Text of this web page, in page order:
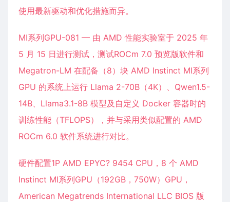
使用最新驱动和优化措施而异。
MI系列GPU-081 — 由 AMD 性能实验室于 2025 年
5 月 15 日进行测试，测试ROCm 7.0 预览版软件和
Megatron-LM 在配备（8）块 AMD Instinct MI系列
GPU 的系统上运行 Llama 2-70B（4K）、Qwen1.5-
14B、Llama3.1-8B 模型及自定义 Docker 容器时的
训练性能（TFLOPS），并与采用类似配置的 AMD
ROCm 6.0 软件系统进行对比。
硬件配置1P AMD EPYC? 9454 CPU，8 个 AMD
Instinct MI系列GPU（192GB，750W）GPU，
American Megatrends International LLC BIOS 版